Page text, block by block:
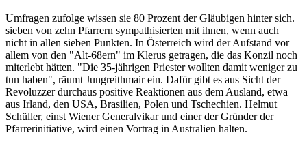
Umfragen zufolge wissen sie 80 Prozent der Gläubigen hinter sich.
sieben von zehn Pfarrern sympathisierten mit ihnen, wenn auch
nicht in allen sieben Punkten. In Österreich wird der Aufstand vor
allem von den "Alt-68ern" im Klerus getragen, die das Konzil noch
miterlebt hätten. "Die 35-jährigen Priester wollten damit weniger zu
tun haben", räumt Jungreithmair ein. Dafür gibt es aus Sicht der
Revoluzzer durchaus positive Reaktionen aus dem Ausland, etwa
aus Irland, den USA, Brasilien, Polen und Tschechien. Helmut
Schüller, einst Wiener Generalvikar und einer der Gründer der
Pfarrerinitiative, wird einen Vortrag in Australien halten.